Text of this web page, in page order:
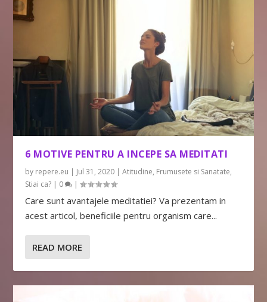
6 MOTIVE PENTRU A INCEPE SA MEDITATI
by repere.eu | Jul 31, 2020 |Atitudine, Frumusete si Sanatate,
Stiai ca? | 0 |
Care sunt avantajele meditatiei? Va prezentam in
acest articol, beneficiile pentru organism care...
READ MORE